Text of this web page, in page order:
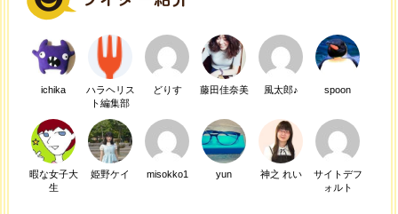
ichika
ハラヘリス
ト編集部
どりす 藤田佳奈美 風太郎♪ spoon
暇な女子大
生
姫野ケイ misokko1 yun 神之 れい
サイトデフ
ォルト